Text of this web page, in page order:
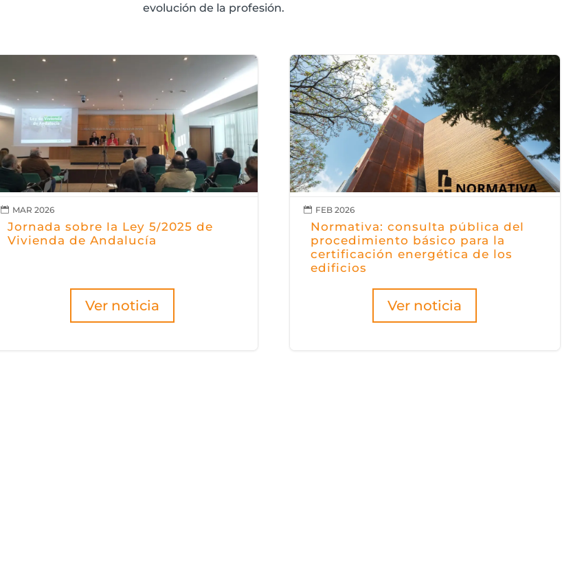
evolución de la profesión.
Jornada sobre la Ley 5/2025 de
Vivienda de Andalucía
Ver noticia
 MAR 2026
Normativa: consulta pública del
procedimiento básico para la
certificación energética de los
edificios
Ver noticia
 FEB 2026